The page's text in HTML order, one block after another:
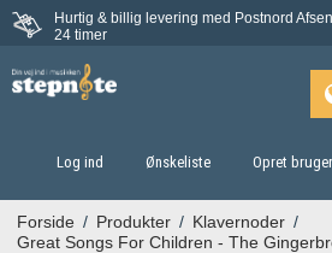
Hurtig & billig levering med Postnord
24 timer
Fortrydelsesret på
Log ind Ønskeliste Opret bruger
Forside / Produkter / Klavernoder /
Great Songs For Children - The